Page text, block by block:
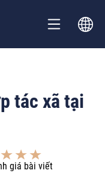
tác xã tại
giá bài viết